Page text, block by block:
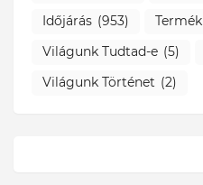
Időjárás (953) Termék
Világunk Tudtad-e (5)
Világunk Történet (2)